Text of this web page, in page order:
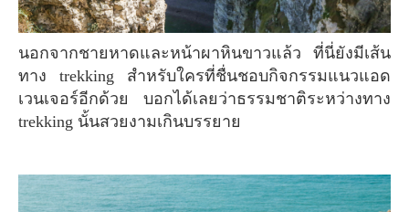
นอกจากชายหาดและหน้าผาหินขาวแล้ว ที่นี่ยังมีเส้น
ทาง trekking สำหรับใครที่ชื่นชอบกิจกรรมแนวแอด
เวนเจอร์อีกด้วย บอกได้เลยว่าธรรมชาติระหว่างทาง
trekking นั้นสวยงามเกินบรรยาย